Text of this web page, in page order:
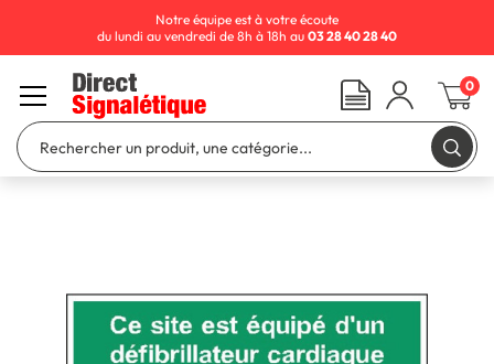
Notre équipe est à votre écoute
du lundi au vendredi de 8h à 18h au 03 28 40 28 40
0